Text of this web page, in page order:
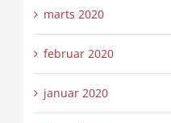
marts 2020
februar 2020
januar 2020